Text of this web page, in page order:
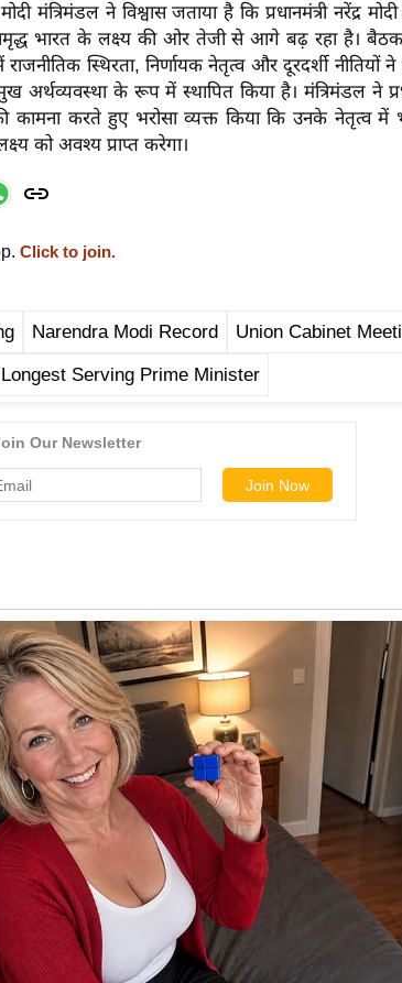
मंत्रिमंडल ने विश्वास जताया है कि प्रधानमंत्री नरेंद्र
भारत के लक्ष्य की ओर तेजी से आगे बढ़ रहा है।
स्थिरता, निर्णायक नेतृत्व और दूरदर्शी नीतियों
अर्थव्यवस्था के रूप में स्थापित किया है। मंत्रिमंडल ने
कामना करते हुए भरोसा व्यक्त किया कि उनके नेतृत्व में
को अवश्य प्राप्त करेगा।
Click to join.
Narendra Modi Record Union Cabinet
Longest Serving Prime Minister